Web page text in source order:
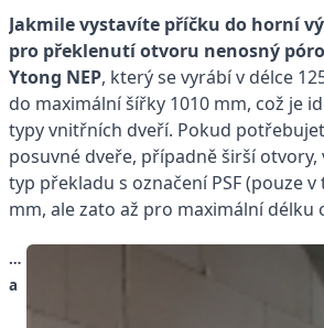
Jakmile vystavíte příčku do horní
pro překlenutí otvoru nenosný
Ytong NEP, který se vyrábí v délce
do maximální šířky 1010 mm, což je
typy vnitřních dveří. Pokud
posuvné dveře, případně širší otvory,
typ překladu s označení PSF (pouze v
mm, ale zato až pro maximální délku
…
a